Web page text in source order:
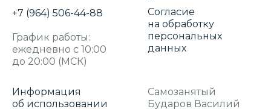
+7 (964) 506-44-88
График работы:
ежедневно с 10:00
до 20:00 (МСК)
Согласие
на обработку
персональных
данных
Информация
об использовании
Самозанятый
Бударов Василий